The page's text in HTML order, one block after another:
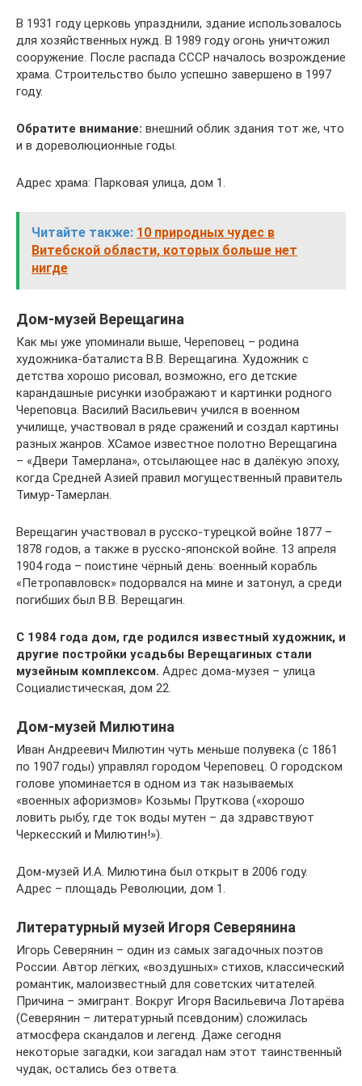
В 1931 году церковь упразднили, здание использовалось
для хозяйственных нужд. В 1989 году огонь уничтожил
сооружение. После распада СССР началось возрождение
храма. Строительство было успешно завершено в 1997
году.
Обратите внимание: внешний облик здания тот же, что
и в дореволюционные годы.
Адрес храма: Парковая улица, дом 1.
Читайте также: 10 природных чудес в
Витебской области, которых больше нет
нигде
Дом-музей Верещагина
Как мы уже упоминали выше, Череповец – родина
художника-баталиста В.В. Верещагина. Художник с
детства хорошо рисовал, возможно, его детские
карандашные рисунки изображают и картинки родного
Череповца. Василий Васильевич учился в военном
училище, участвовал в ряде сражений и создал картины
разных жанров. ХСамое известное полотно Верещагина
– «Двери Тамерлана», отсылающее нас в далёкую эпоху,
когда Средней Азией правил могущественный правитель
Тимур-Тамерлан.
Верещагин участвовал в русско-турецкой войне 1877 –
1878 годов, а также в русско-японской войне. 13 апреля
1904 года – поистине чёрный день: военный корабль
«Петропавловск» подорвался на мине и затонул, а среди
погибших был В.В. Верещагин.
С 1984 года дом, где родился известный художник, и
другие постройки усадьбы Верещагиных стали
музейным комплексом. Адрес дома-музея – улица
Социалистическая, дом 22.
Дом-музей Милютина
Иван Андреевич Милютин чуть меньше полувека (с 1861
по 1907 годы) управлял городом Череповец. О городском
голове упоминается в одном из так называемых
«военных афоризмов» Козьмы Пруткова («хорошо
ловить рыбу, где ток воды мутен – да здравствуют
Черкесский и Милютин!»).
Дом-музей И.А. Милютина был открыт в 2006 году.
Адрес – площадь Революции, дом 1.
Литературный музей Игоря Северянина
Игорь Северянин – один из самых загадочных поэтов
России. Автор лёгких, «воздушных» стихов, классический
романтик, малоизвестный для советских читателей.
Причина – эмигрант. Вокруг Игоря Васильевича Лотарёва
(Северянин – литературный псевдоним) сложилась
атмосфера скандалов и легенд. Даже сегодня
некоторые загадки, кои загадал нам этот таинственный
чудак, остались без ответа.